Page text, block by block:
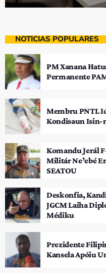
NOTÍCIAS POPULARES
PM Xanana
Permanente
Membru PNTL
Kondisaun Isin-
Komandu Jerál
Militár Ne’ebé
SEATOU
Deskonfia,
JGCM Laiha
Médiku
Prezidente
Kansela Apóiu